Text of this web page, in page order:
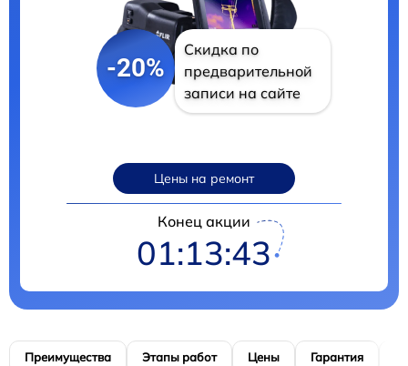
-20%
Скидка по
предварительной
записи на сайте
Цены на ремонт
Конец акции
01:13:41
Преимущества Этапы работ Цены Гарантия